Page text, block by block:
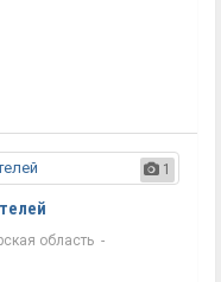
1
область -